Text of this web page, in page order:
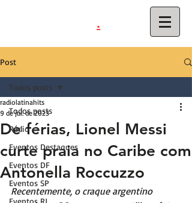
.
Post
Todos posts
Rádio
Eventos Destaques
Eventos DF
Eventos SP
Eventos RJ
Todos posts
De férias, Lionel Messi
curte praia no Caribe com
Antonella Roccuzzo
radiolatinahits
9 de jul. de 2023
Recentemente, o craque argentino